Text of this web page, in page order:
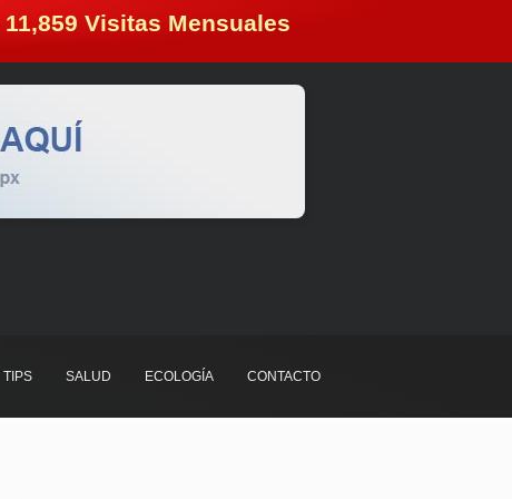
11,859 Visitas Mensuales
TIPS SALUD ECOLOGÍA CONTACTO